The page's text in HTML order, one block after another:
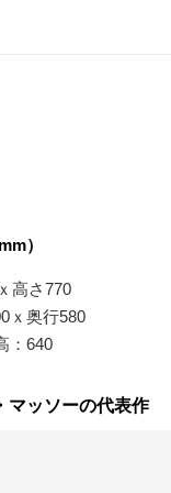
）
高さ770
ｘ奥行580
：640
マッソーの代表作